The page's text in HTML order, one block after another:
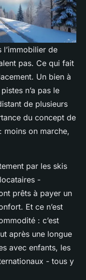
l’immobilier de
pas. Ce qui fait
Un bien à
n’a pas le
de plusieurs
du concept de
moins on marche,
par les skis
-
prêts à payer un
Et ce n’est
: c’est
après une longue
avec enfants, les
- tous y